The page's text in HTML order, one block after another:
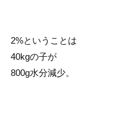
2%ということは
40kgの子が
800g水分減少。